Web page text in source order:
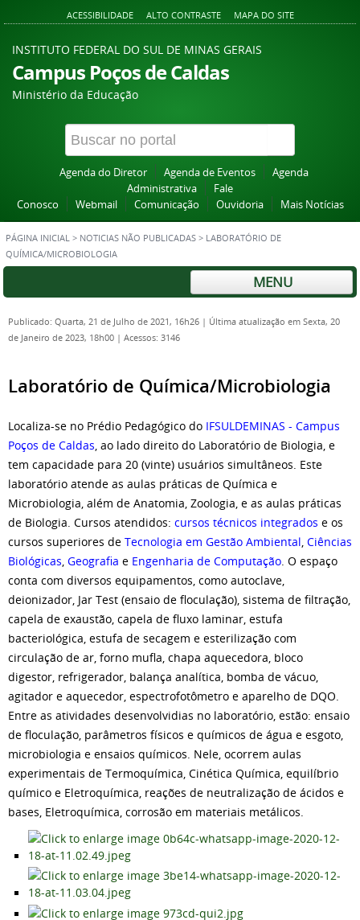
ACESSIBILIDADE ALTO CONTRASTE MAPA DO SITE
INSTITUTO FEDERAL DO SUL DE MINAS GERAIS
Campus Poços de Caldas
Ministério da Educação
Agenda do Diretor Agenda de Eventos
Agenda
Administrativa
Fale
Conosco
Webmail Comunicação Ouvidoria Mais Notícias
PÁGINA INICIAL > NOTICIAS NÃO PUBLICADAS > LABORATÓRIO DE
QUÍMICA/MICROBIOLOGIA
MENU
Publicado: Quarta, 21 de Julho de 2021, 16h26 | Última atualização em Sexta, 20
de Janeiro de 2023, 18h00 | Acessos: 3146
Laboratório de Química/Microbiologia
Localiza-se no Prédio Pedagógico do IFSULDEMINAS - Campus
Poços de Caldas, ao lado direito do Laboratório de Biologia, e
tem capacidade para 20 (vinte) usuários simultâneos. Este
laboratório atende as aulas práticas de Química e
Microbiologia, além de Anatomia, Zoologia, e as aulas práticas
de Biologia. Cursos atendidos: cursos técnicos integrados e os
cursos superiores de Tecnologia em Gestão Ambiental, Ciências
Biológicas, Geografia e Engenharia de Computação. O espaço
conta com diversos equipamentos, como autoclave,
deionizador, Jar Test (ensaio de floculação), sistema de filtração,
capela de exaustão, capela de fluxo laminar, estufa
bacteriológica, estufa de secagem e esterilização com
circulação de ar, forno mufla, chapa aquecedora, bloco
digestor, refrigerador, balança analítica, bomba de vácuo,
agitador e aquecedor, espectrofotômetro e aparelho de DQO.
Entre as atividades desenvolvidias no laboratório, estão: ensaio
de floculação, parâmetros físicos e químicos de água e esgoto,
microbiologia e ensaios químicos. Nele, ocorrem aulas
experimentais de Termoquímica, Cinética Química, equilíbrio
químico e Eletroquímica, reações de neutralização de ácidos e
bases, Eletroquímica, corrosão em materiais metálicos.